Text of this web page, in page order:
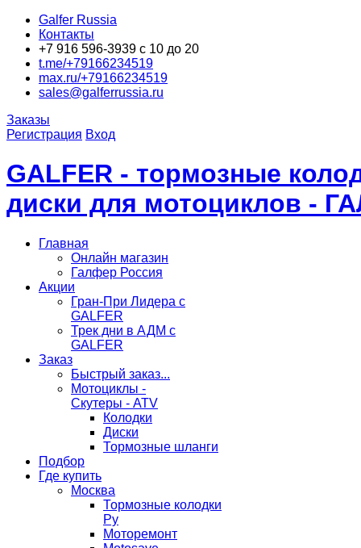
Galfer Russia
Контакты
+7 916 596-3939 с 10 до 20
t.me/+79166234519
max.ru/+79166234519
sales@galferrussia.ru
Заказы
Регистрация Вход
GALFER - тормозные
диски для мотоциклов -
Главная
Онлайн магазин
Галфер Россия
Акции
Гран-При Лидера c
GALFER
Трек дни в АДМ с
GALFER
Заказ
Быстрый заказ...
Мотоциклы -
Скутеры - ATV
Колодки
Диски
Тормозные шланги
Подбор
Где купить
Москва
Тормозные колодки
Ру
Моторемонт